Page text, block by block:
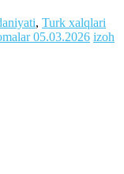
, Turk xalqlari
05.03.2026 izoh